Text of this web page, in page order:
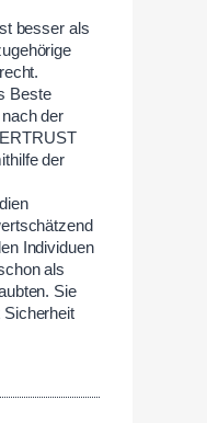
besser als
Beste
der
der
Individuen
als
Sie
Sicherheit